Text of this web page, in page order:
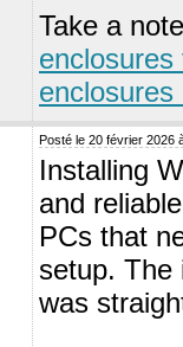
Take a
enclosures
enclosures
Posté le 20 février 2026
Installing
and
PCs that
setup. The
was